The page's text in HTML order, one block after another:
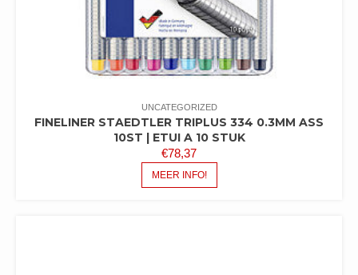
UNCATEGORIZED
FINELINER STAEDTLER TRIPLUS 334 0.3MM ASS
10ST | ETUI A 10 STUK
€78,37
MEER INFO!